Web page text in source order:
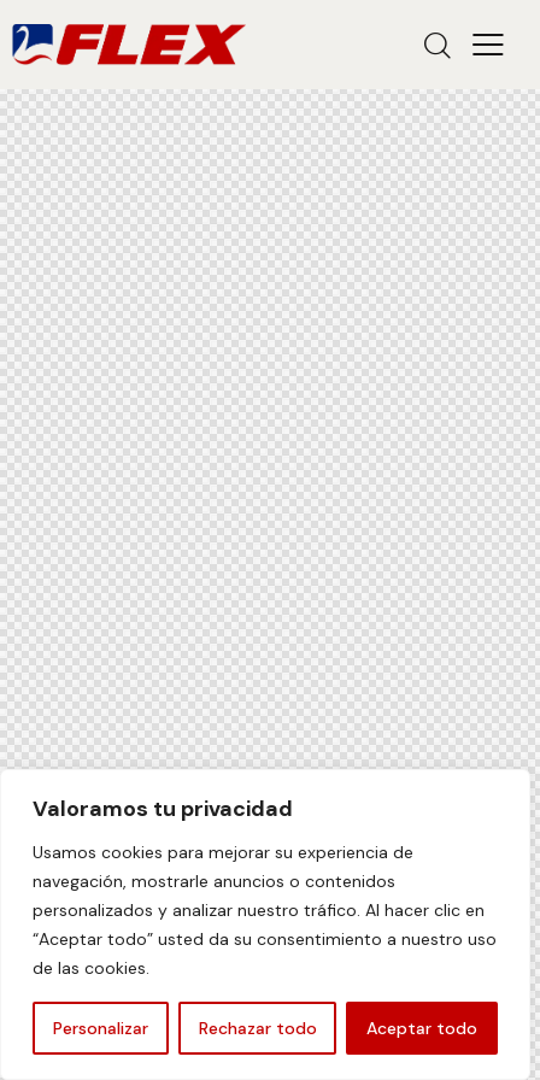
Valoramos tu privacidad
Usamos cookies para mejorar su experiencia de
navegación, mostrarle anuncios o contenidos
personalizados y analizar nuestro tráfico. Al hacer clic en
“Aceptar todo” usted da su consentimiento a nuestro uso
de las cookies.
Personalizar Rechazar todo Aceptar todo